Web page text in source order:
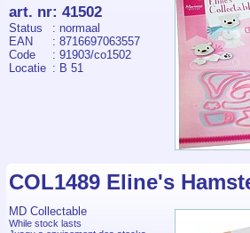
art. nr: 41502
Status
: normaal
EAN
: 8716697063557
Code
: 91903/co1502
Locatie : B 51
COL1489 Eline's
MD Collectable
While stock lasts